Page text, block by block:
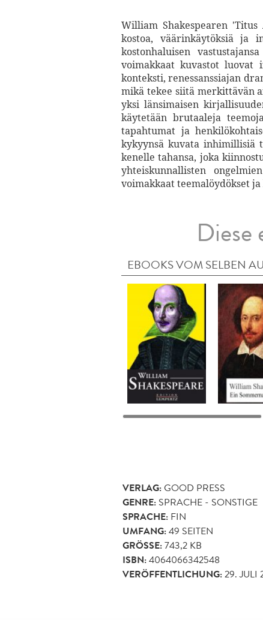
William Shakespearen
kostoa, väärinkäytöksiä ja
kostonhaluisen
voimakkaat kuvastot luovat
konteksti, renessanssiajan
mikä tekee siitä merkittävän
yksi länsimaisen
käytetään brutaaleja
tapahtumat ja
kykyynsä kuvata inhimillisiä
kenelle tahansa, joka
yhteiskunnallisten
voimakkaat teemalöydökset
Diese
EBOOKS VOM SELBEN
VERLAG:GOOD PRESS
GENRE: SPRACHE - SONSTIGE
SPRACHE: FIN
UMFANG:49 SEITEN
GRÖSSE: 743,2 KB
ISBN:4064066342548
VERÖFFENTLICHUNG:29. JULI